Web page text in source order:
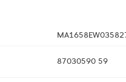
87030590 59